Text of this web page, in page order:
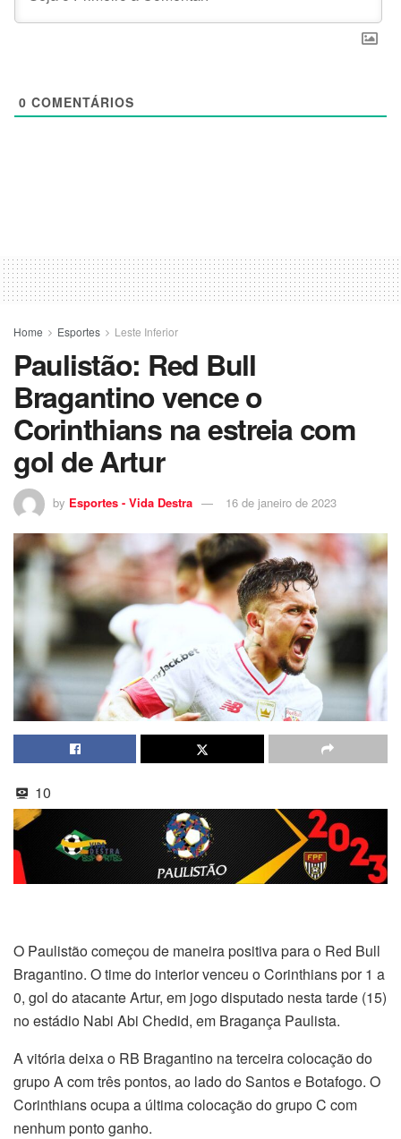
0 COMENTÁRIOS
Home Esportes Leste Inferior
Paulistão: Red Bull
Bragantino vence o
Corinthians na estreia com
gol de Artur
by Esportes - Vida Destra 16 de janeiro de 2023
10
O Paulistão começou de maneira positiva para o Red Bull
Bragantino. O time do interior venceu o Corinthians por 1 a
0, gol do atacante Artur, em jogo disputado nesta tarde (15)
no estádio Nabi Abi Chedid, em Bragança Paulista.
A vitória deixa o RB Bragantino na terceira colocação do
grupo A com três pontos, ao lado do Santos e Botafogo. O
Corinthians ocupa a última colocação do grupo C com
nenhum ponto ganho.